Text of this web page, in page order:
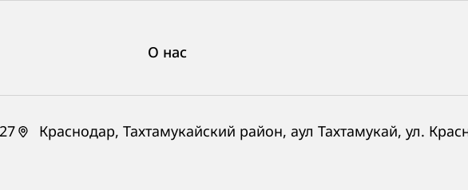
Краснодар, Тахтамукайский район, аул Тахтамукай, ул.
О нас